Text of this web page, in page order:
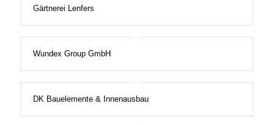
Gärtnerei Lenfers
Wundex Group GmbH
DK Bauelemente & Innenausbau